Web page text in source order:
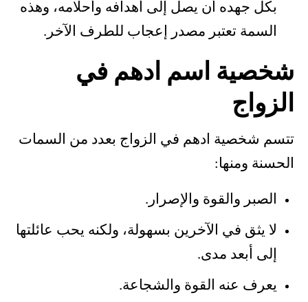
بكل جهده أن يصل إلى أهدافه وأحلامه، وهذه
السمة تعتبر مصدر إعجاب للطرف الآخر.
شخصية اسم ادهم في
الزواج
تتسم شخصية ادهم في الزواج بعدد من السمات
الحسنة ومنها:
الصبر والقوة والإصرار.
لا يثق في الآخرين بسهولة، ولكنه يحب عائلتها
إلى أبعد مدى.
يعرف عنه القوة والشجاعة.